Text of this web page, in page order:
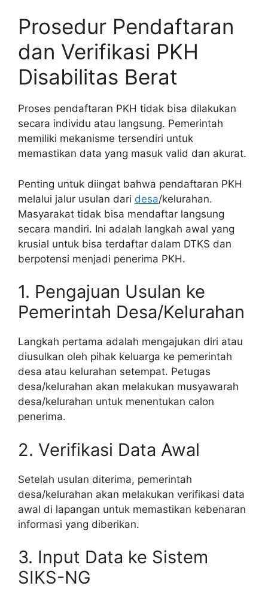
Prosedur Pendaftaran
dan Verifikasi PKH
Disabilitas Berat
Proses pendaftaran PKH tidak bisa dilakukan
secara individu atau langsung. Pemerintah
memiliki mekanisme tersendiri untuk
memastikan data yang masuk valid dan akurat.
Penting untuk diingat bahwa pendaftaran PKH
melalui jalur usulan dari desa/kelurahan.
Masyarakat tidak bisa mendaftar langsung
secara mandiri. Ini adalah langkah awal yang
krusial untuk bisa terdaftar dalam DTKS dan
berpotensi menjadi penerima PKH.
1. Pengajuan Usulan ke
Pemerintah Desa/Kelurahan
Langkah pertama adalah mengajukan diri atau
diusulkan oleh pihak keluarga ke pemerintah
desa atau kelurahan setempat. Petugas
desa/kelurahan akan melakukan musyawarah
desa/kelurahan untuk menentukan calon
penerima.
2. Verifikasi Data Awal
Setelah usulan diterima, pemerintah
desa/kelurahan akan melakukan verifikasi data
awal di lapangan untuk memastikan kebenaran
informasi yang diberikan.
3. Input Data ke Sistem
SIKS-NG